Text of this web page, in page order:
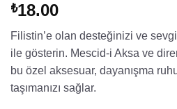
₺18.00
Filistin’e olan desteğinizi ve
ile gösterin. Mescid-i Aksa ve
bu özel aksesuar, dayanışma
taşımanızı sağlar.